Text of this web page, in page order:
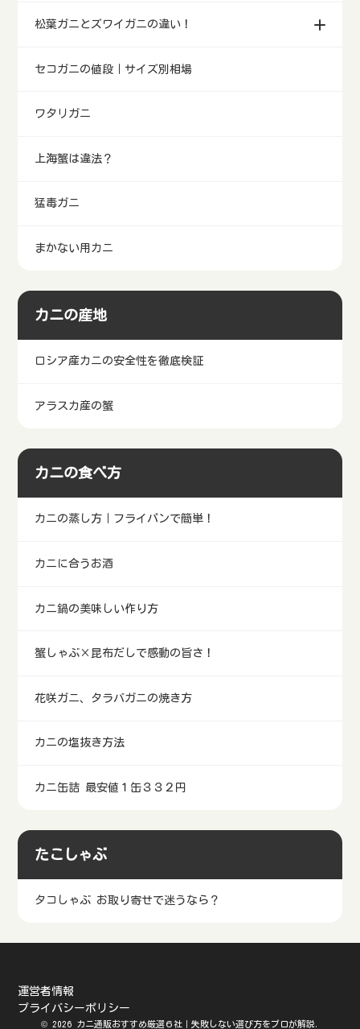
松葉ガニとズワイガニの違い！
セコガニの値段｜サイズ別相場
ワタリガニ
上海蟹は違法？
猛毒ガニ
まかない用カニ
カニの産地
ロシア産カニの安全性を徹底検証
アラスカ産の蟹
カニの食べ方
カニの蒸し方｜フライパンで簡単！
カニに合うお酒
カニ鍋の美味しい作り方
蟹しゃぶ×昆布だしで感動の旨さ！
花咲ガニ、タラバガニの焼き方
カニの塩抜き方法
カニ缶詰 最安値１缶３３２円
たこしゃぶ
タコしゃぶ お取り寄せで迷うなら？
運営者情報
プライバシーポリシー
© 2026 カニ通販おすすめ厳選６社｜失敗しない選び方をプロが解説.